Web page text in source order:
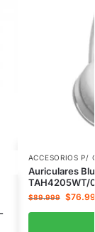
ACCESORIOS P/
Auriculares
TAH4205WT/
$89.999 $